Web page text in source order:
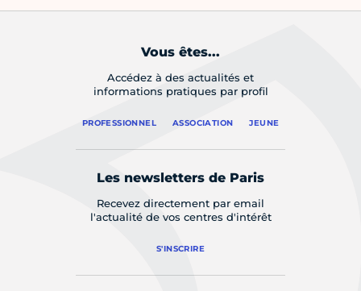
Vous êtes...
Accédez à des actualités et
informations pratiques par profil
PROFESSIONNEL ASSOCIATION JEUNE
Les newsletters de Paris
Recevez directement par email
l'actualité de vos centres d'intérêt
S'INSCRIRE